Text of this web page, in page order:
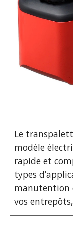
Le
modèle
rapide et
types
manutention
vos entrepôts,